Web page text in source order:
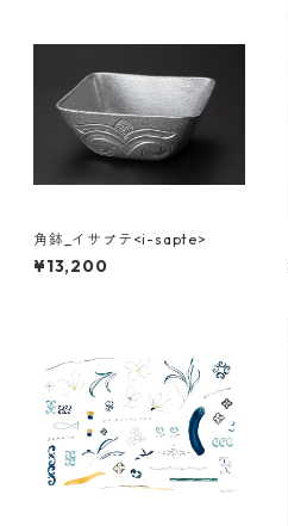
角鉢_イサㇷ゚テ<i-sapte>
¥13,200